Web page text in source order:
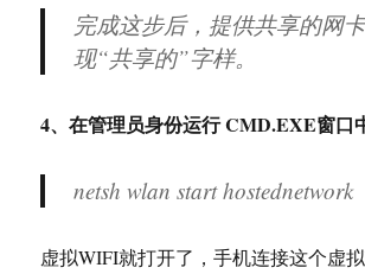
完成这步后，提供共享的网
现“共享的”字样。
4、在管理员身份运行 CMD.EXE窗口
netsh wlan start hostednetwork
虚拟WIFI就打开了，手机连接这个虚